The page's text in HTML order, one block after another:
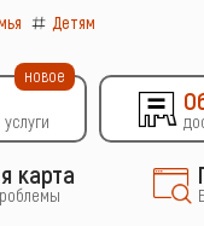
Детям
новое
карта